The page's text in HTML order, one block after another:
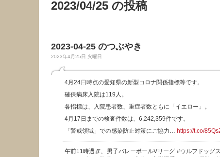
2023/04/25 の投稿
2023-04-25 のつぶやき
2023年4月25日 火曜日
4月24日時点の愛知県の新型コロナ関係指標等です。
確保病床入院は119人。
各指標は、入院患者数、重症者数ともに「イエロー」。
4月17日までの検査件数は、6,242,359件です。
「警戒領域」での感染防止対策にご協力… https://t.co/
午前11時過ぎ、男子バレーボールVリーグ #ウルフドッグ